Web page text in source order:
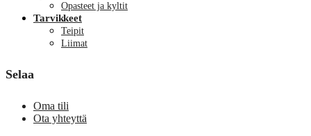
Opasteet ja kyltit
Tarvikkeet
Teipit
Liimat
Selaa
Oma tili
Ota yhteyttä